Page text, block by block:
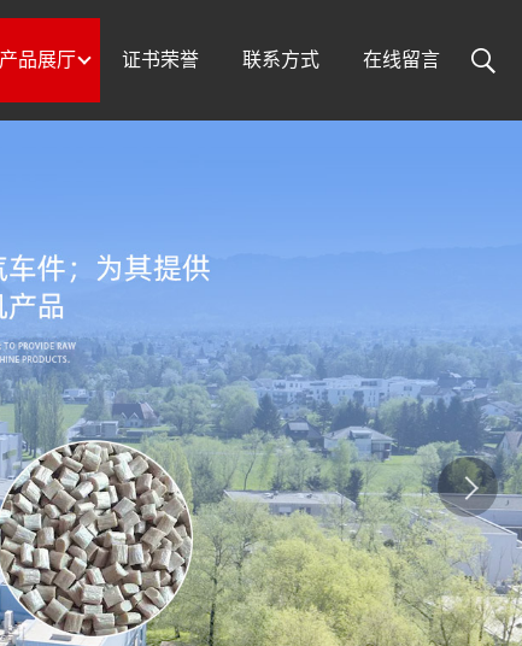
产品展厅 证书荣誉 联系方式 在线留言